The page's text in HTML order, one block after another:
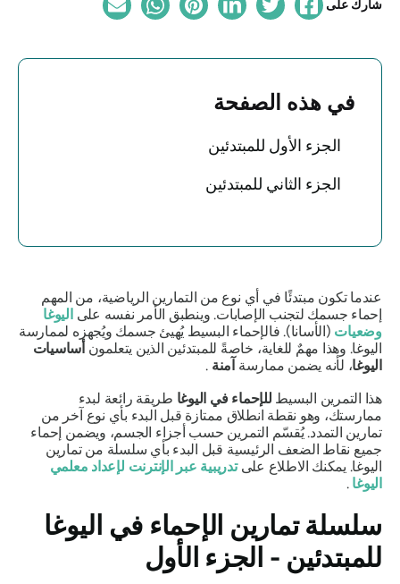
شارك على
في هذه الصفحة
الجزء الأول للمبتدئين
الجزء الثاني للمبتدئين
عندما تكون مبتدئًا في أي نوع من التمارين الرياضية، من المهم
إحماء جسمك لتجنب الإصابات. وينطبق الأمر نفسه على اليوغا
وضعيات(الأسانا). فالإحماء البسيط يُهيئ جسمك ويُجهزه لممارسة
اليوغا. وهذا مهمٌ للغاية، خاصةً للمبتدئين الذين يتعلمونأساسيات
اليوغا، لأنه يضمن ممارسةآمنة.
هذا التمرين البسيطللإحماء في اليوغاطريقة رائعة لبدء
ممارستك، وهو نقطة انطلاق ممتازة قبل البدء بأي نوع آخر من
تمارين التمدد. يُقسّم التمرين حسب أجزاء الجسم، ويضمن إحماء
جميع نقاط الضعف الرئيسية قبل البدء بأي سلسلة من تمارين
اليوغا. يمكنك الاطلاع على تدريبية عبر الإنترنت لإعداد معلمي
اليوغا.
سلسلة تمارين الإحماء في اليوغا
للمبتدئين - الجزء الأول